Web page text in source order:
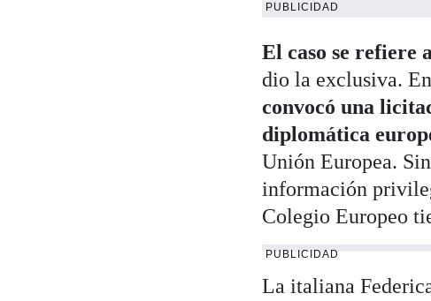
PUBLICIDAD
El caso se refiere
dio la exclusiva.
convocó una
diplomática
Unión Europea.
información
Colegio Europeo
PUBLICIDAD
La italiana